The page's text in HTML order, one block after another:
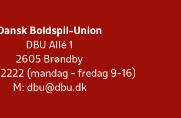
Dansk Boldspil-Union
DBU Allé 1
2605 Brøndby
2222 (mandag - fredag 9-16)
M: dbu@dbu.dk